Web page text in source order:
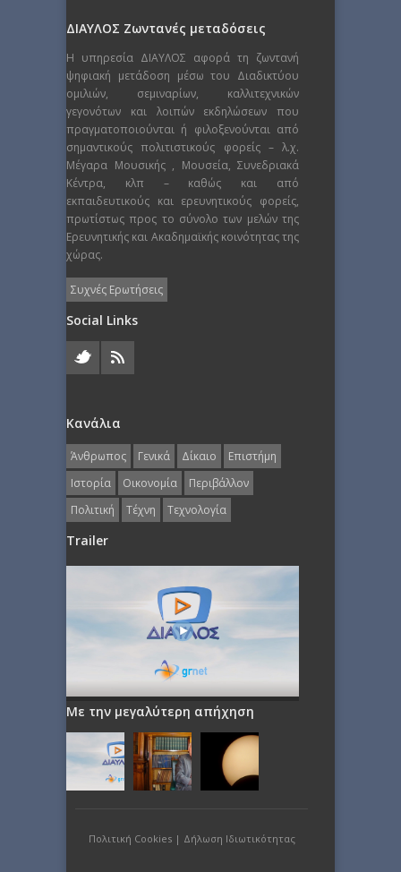
ΔΙΑΥΛΟΣ Ζωντανές μεταδόσεις
Η υπηρεσία ΔΙΑΥΛΟΣ αφορά τη ζωντανή
ψηφιακή μετάδοση μέσω του Διαδικτύου
ομιλιών, σεμιναρίων, καλλιτεχνικών
γεγονότων και λοιπών εκδηλώσεων που
πραγματοποιούνται ή φιλοξενούνται από
σημαντικούς πολιτιστικούς φορείς – λ.χ.
Μέγαρα Μουσικής , Μουσεία, Συνεδριακά
Κέντρα, κλπ – καθώς και από
εκπαιδευτικούς και ερευνητικούς φορείς,
πρωτίστως προς το σύνολο των μελών της
Ερευνητικής και Ακαδημαϊκής κοινότητας της
χώρας.
Συχνές Ερωτήσεις
Social Links
Κανάλια
Άνθρωπος Γενικά Δίκαιο
Επιστήμη
Ιστορία
Οικονομία
Περιβάλλον
Πολιτική
Τέχνη Τεχνολογία
Trailer
Με την μεγαλύτερη απήχηση
Πολιτική Cookies| Δήλωση Ιδιωτικότητας